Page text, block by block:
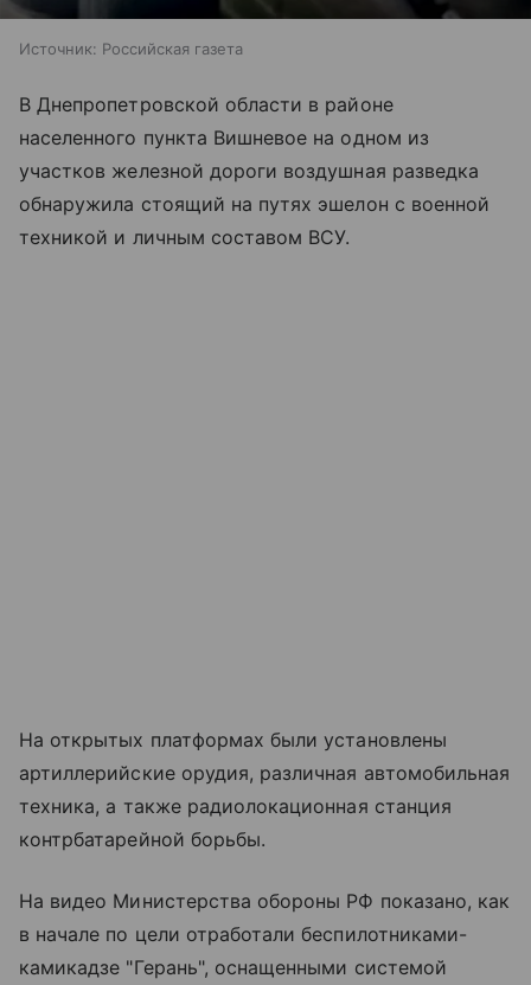
Источник: Российская газета
В Днепропетровской области в районе
населенного пункта Вишневое на одном из
участков железной дороги воздушная разведка
обнаружила стоящий на путях эшелон с военной
техникой и личным составом ВСУ.
На открытых платформах были установлены
артиллерийские орудия, различная автомобильная
техника, а также радиолокационная станция
контрбатарейной борьбы.
На видео Министерства обороны РФ показано, как
в начале по цели отработали беспилотниками-
камикадзе "Герань", оснащенными системой